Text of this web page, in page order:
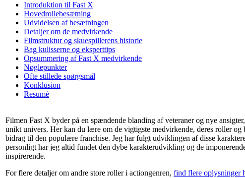
Introduktion til Fast X
Hovedrollebesætning
Udvidelsen af besætningen
Detaljer om de medvirkende
Filmstruktur og skuespillerens historie
Bag kulisserne og eksperttips
Opsummering af Fast X medvirkende
Nøglepunkter
Ofte stillede spørgsmål
Konklusion
Resumé
Filmen Fast X byder på en spændende blanding af veteraner og nye
unikt univers. Her kan du lære om de vigtigste medvirkende, deres roller og
bidrag til den populære franchise. Jeg har fulgt udviklingen af disse
personligt har jeg altid fundet den dybe karakterudvikling og de
inspirerende.
For flere detaljer om andre store roller i actiongenren, find flere oplysninger